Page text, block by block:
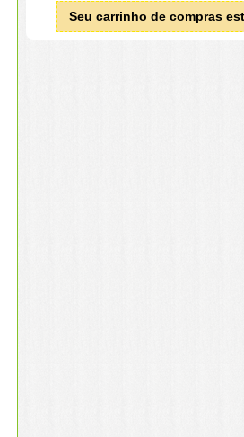
Seu carrinho de compras